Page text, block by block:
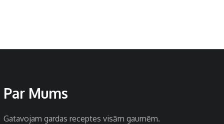
Par Mums
Gatavojam gardas receptes visām gaumēm.